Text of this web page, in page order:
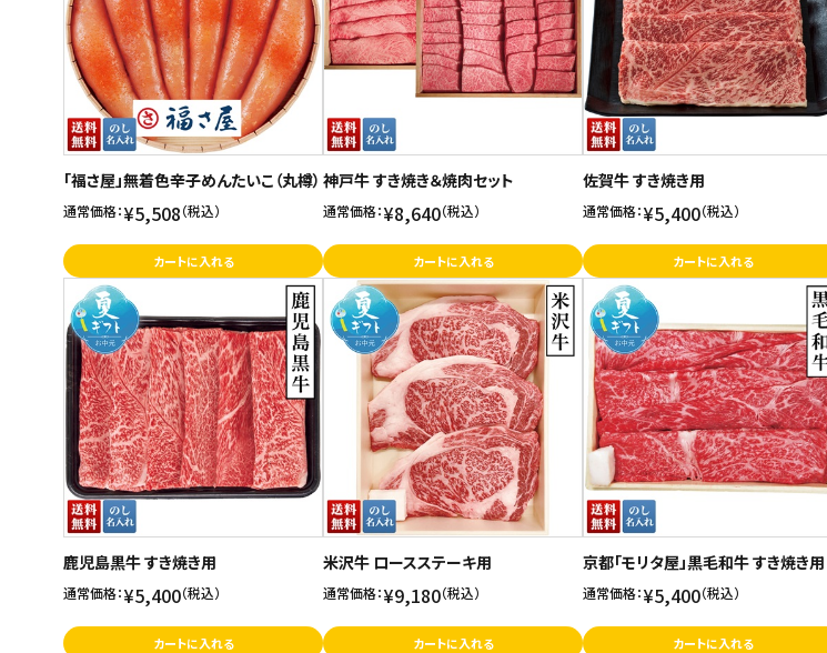
「福さ屋」無着色辛子めんたいこ（丸樽）
通常価格：¥5,508（税込）
カートに入れる
神戸牛 すき焼き＆焼肉セット
通常価格：¥8,640（税込）
カートに入れる
佐賀牛 すき焼き用
通常価格：¥5,400（税込）
カートに入れる
鹿児島黒牛 すき焼き用
通常価格：¥5,400（税込）
カートに入れる
米沢牛 ロースステーキ用
通常価格：¥9,180（税込）
カートに入れる
京都「モリタ屋」黒毛和牛 すき焼き用
通常価格：¥5,400（税込）
カートに入れる